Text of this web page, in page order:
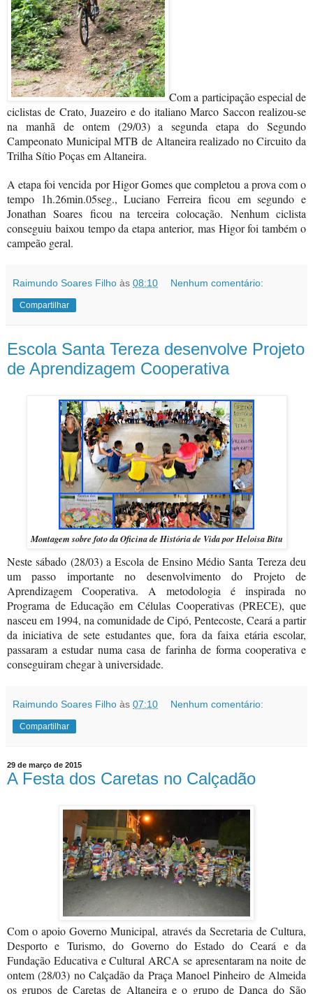
Com a participação especial de
ciclistas de Crato, Juazeiro e do italiano Marco Saccon realizou-se
na manhã de ontem (29/03) a segunda etapa do Segundo
Campeonato Municipal MTB de Altaneira realizado no Circuito da
Trilha Sítio Poças em Altaneira.
A etapa foi vencida por Higor Gomes que completou a prova com o
tempo 1h.26min.05seg., Luciano Ferreira ficou em segundo e
Jonathan Soares ficou na terceira colocação. Nenhum ciclista
conseguiu baixou tempo da etapa anterior, mas Higor foi também o
campeão geral.
Raimundo Soares Filho às 08:10 Nenhum comentário:
Compartilhar
Escola Santa Tereza desenvolve Projeto
de Aprendizagem Cooperativa
Montagem sobre foto da Oficina de História de Vida por Heloisa Bitu
Neste sábado (28/03) a Escola de Ensino Médio Santa Tereza deu
um passo importante no desenvolvimento do Projeto de
Aprendizagem Cooperativa. A metodologia é inspirada no
Programa de Educação em Células Cooperativas (PRECE), que
nasceu em 1994, na comunidade de Cipó, Pentecoste, Ceará a partir
da iniciativa de sete estudantes que, fora da faixa etária escolar,
passaram a estudar numa casa de farinha de forma cooperativa e
conseguiram chegar à universidade.
Raimundo Soares Filho às 07:10 Nenhum comentário:
Compartilhar
29 de março de 2015
A Festa dos Caretas no Calçadão
Com o apoio Governo Municipal, através da Secretaria de Cultura,
Desporto e Turismo, do Governo do Estado do Ceará e da
Fundação Educativa e Cultural ARCA se apresentaram na noite de
ontem (28/03) no Calçadão da Praça Manoel Pinheiro de Almeida
os grupos de Caretas de Altaneira e o grupo de Dança do São